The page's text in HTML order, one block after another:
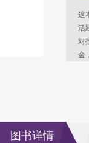
这
活
对
金
图书详情